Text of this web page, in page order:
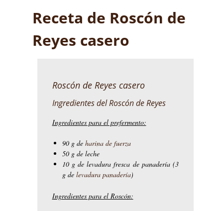
Receta de Roscón de
Reyes casero
Roscón de Reyes casero
Ingredientes del Roscón de Reyes
Ingredientes para el prefermento:
90 g de harina de fuerza
50 g de leche
10 g de levadura fresca de panadería (3
g de levadura panadería)
Ingredientes para el Roscón: